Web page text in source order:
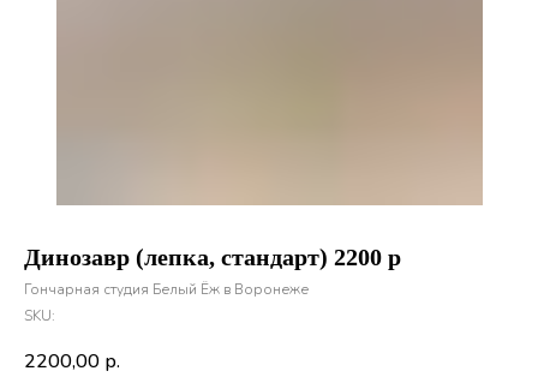
Динозавр (лепка, стандарт) 2200 р
Гончарная студия Белый Ёж в Воронеже
SKU:
2200,00 р.